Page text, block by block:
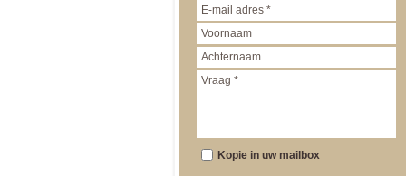
Kopie in uw mailbox